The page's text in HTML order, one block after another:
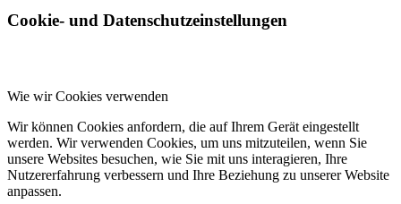
Cookie- und Datenschutzeinstellungen
Wie wir Cookies verwenden
Wir können Cookies anfordern, die auf Ihrem Gerät eingestellt
werden. Wir verwenden Cookies, um uns mitzuteilen, wenn Sie
unsere Websites besuchen, wie Sie mit uns interagieren, Ihre
Nutzererfahrung verbessern und Ihre Beziehung zu unserer Website
anpassen.